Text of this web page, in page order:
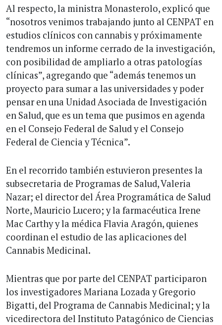
Al respecto, la ministra Monasterolo, explicó que
“nosotros venimos trabajando junto al CENPAT en
estudios clínicos con cannabis y próximamente
tendremos un informe cerrado de la investigación,
con posibilidad de ampliarlo a otras patologías
clínicas”, agregando que “además tenemos un
proyecto para sumar a las universidades y poder
pensar en una Unidad Asociada de Investigación
en Salud, que es un tema que pusimos en agenda
en el Consejo Federal de Salud y el Consejo
Federal de Ciencia y Técnica”.
En el recorrido también estuvieron presentes la
subsecretaria de Programas de Salud, Valeria
Nazar; el director del Área Programática de Salud
Norte, Mauricio Lucero; y la farmacéutica Irene
Mac Carthy y la médica Flavia Aragón, quienes
coordinan el estudio de las aplicaciones del
Cannabis Medicinal.
Mientras que por parte del CENPAT participaron
los investigadores Mariana Lozada y Gregorio
Bigatti, del Programa de Cannabis Medicinal; y la
vicedirectora del Instituto Patagónico de Ciencias